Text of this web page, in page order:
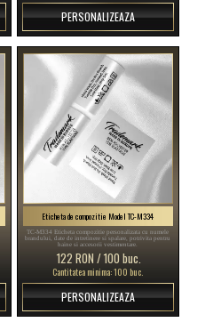
PERSONALIZEAZA
Eticheta de compozitie Model TC-M334
TC-M334 Eticheta compozitie personalizata cu numele
brandului, date de intretinere si spalare, potrivita pentru
haine si accesorii vestimentare.
122 RON / 100 buc.
Cantitatea minima: 100 buc.
PERSONALIZEAZA